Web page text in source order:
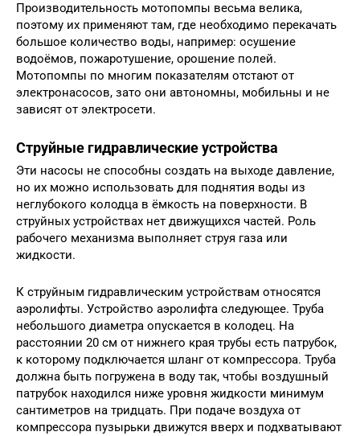
Производительность мотопомпы весьма велика,
поэтому их применяют там, где необходимо перекачать
большое количество воды, например: осушение
водоёмов, пожаротушение, орошение полей.
Мотопомпы по многим показателям отстают от
электронасосов, зато они автономны, мобильны и не
зависят от электросети.
Струйные гидравлические устройства
Эти насосы не способны создать на выходе давление,
но их можно использовать для поднятия воды из
неглубокого колодца в ёмкость на поверхности. В
струйных устройствах нет движущихся частей. Роль
рабочего механизма выполняет струя газа или
жидкости.
К струйным гидравлическим устройствам относятся
аэролифты. Устройство аэролифта следующее. Труба
небольшого диаметра опускается в колодец. На
расстоянии 20 см от нижнего края трубы есть патрубок,
к которому подключается шланг от компрессора. Труба
должна быть погружена в воду так, чтобы воздушный
патрубок находился ниже уровня жидкости минимум
сантиметров на тридцать. При подаче воздуха от
компрессора пузырьки движутся вверх и подхватывают